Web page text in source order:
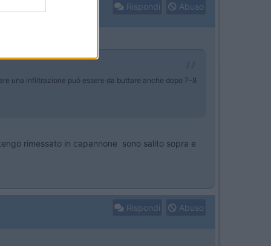
Rispondi Abuso
una infiltrazione può essere da buttare anche dopo 7-8
rimessato in capannone sono salito sopra e
Rispondi Abuso